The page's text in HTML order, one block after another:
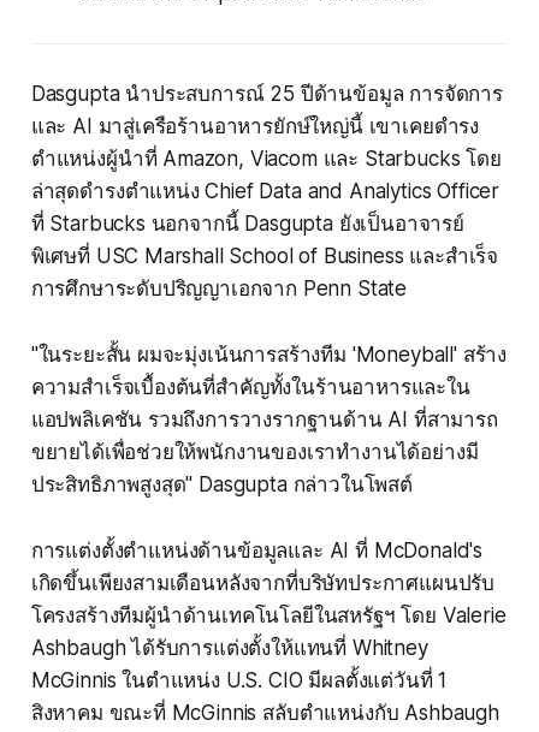
Dasgupta นำประสบการณ์ 25 ปีด้านข้อมูล การจัดการ
และ AI มาสู่เครือร้านอาหารยักษ์ใหญ่นี้ เขาเคยดำรง
ตำแหน่งผู้นำที่ Amazon, Viacom และ Starbucks โดย
ล่าสุดดำรงตำแหน่ง Chief Data and Analytics Officer
ที่ Starbucks นอกจากนี้ Dasgupta ยังเป็นอาจารย์
พิเศษที่ USC Marshall School of Business และสำเร็จ
การศึกษาระดับปริญญาเอกจาก Penn State
"ในระยะสั้น ผมจะมุ่งเน้นการสร้างทีม 'Moneyball' สร้าง
ความสำเร็จเบื้องต้นที่สำคัญทั้งในร้านอาหารและใน
แอปพลิเคชัน รวมถึงการวางรากฐานด้าน AI ที่สามารถ
ขยายได้เพื่อช่วยให้พนักงานของเราทำงานได้อย่างมี
ประสิทธิภาพสูงสุด" Dasgupta กล่าวในโพสต์
การแต่งตั้งตำแหน่งด้านข้อมูลและ AI ที่ McDonald's
เกิดขึ้นเพียงสามเดือนหลังจากที่บริษัทประกาศแผนปรับ
โครงสร้างทีมผู้นำด้านเทคโนโลยีในสหรัฐฯ โดย Valerie
Ashbaugh ได้รับการแต่งตั้งให้แทนที่ Whitney
McGinnis ในตำแหน่ง U.S. CIO มีผลตั้งแต่วันที่ 1
สิงหาคม ขณะที่ McGinnis สลับตำแหน่งกับ Ashbaugh